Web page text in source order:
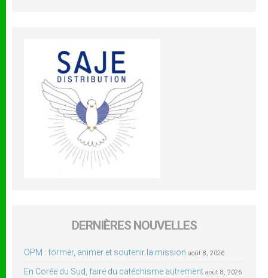
DERNIÈRES NOUVELLES
OPM : former, animer et soutenir la mission août 8, 2026
En Corée du Sud, faire du catéchisme autrement août 8, 2026